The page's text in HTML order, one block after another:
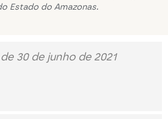
Estado do Amazonas.
30 de junho de 2021